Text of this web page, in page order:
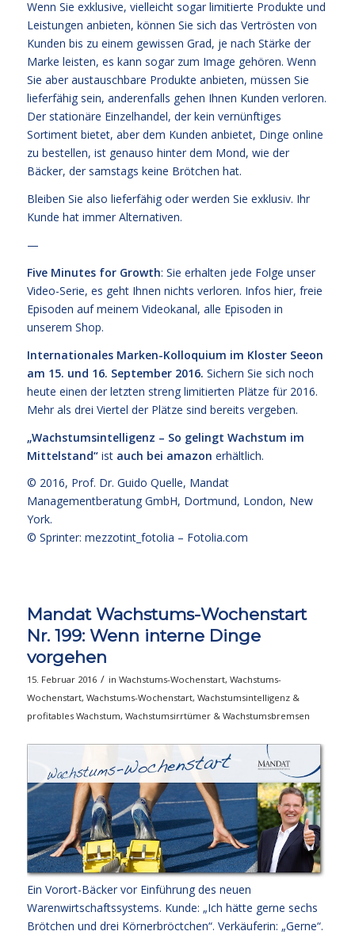
Wenn Sie exklusive, vielleicht sogar limitierte Produkte und
Leistungen anbieten, können Sie sich das Vertrösten von
Kunden bis zu einem gewissen Grad, je nach Stärke der
Marke leisten, es kann sogar zum Image gehören. Wenn
Sie aber austauschbare Produkte anbieten, müssen Sie
lieferfähig sein, anderenfalls gehen Ihnen Kunden verloren.
Der stationäre Einzelhandel, der kein vernünftiges
Sortiment bietet, aber dem Kunden anbietet, Dinge online
zu bestellen, ist genauso hinter dem Mond, wie der
Bäcker, der samstags keine Brötchen hat.
Bleiben Sie also lieferfähig oder werden Sie exklusiv. Ihr
Kunde hat immer Alternativen.
—
Five Minutes for Growth: Sie erhalten jede Folge unser
Video-Serie, es geht Ihnen nichts verloren. Infos hier, freie
Episoden auf meinem Videokanal, alle Episoden in
unserem Shop.
Internationales Marken-Kolloquium im Kloster Seeon
am 15. und 16. September 2016. Sichern Sie sich noch
heute einen der letzten streng limitierten Plätze für 2016.
Mehr als drei Viertel der Plätze sind bereits vergeben.
„Wachstumsintelligenz – So gelingt Wachstum im
Mittelstand“ist auch bei amazon erhältlich.
© 2016, Prof. Dr. Guido Quelle, Mandat
Managementberatung GmbH, Dortmund, London, New
York.
© Sprinter: mezzotint_fotolia – Fotolia.com
Mandat Wachstums-Wochenstart
Nr. 199: Wenn interne Dinge
vorgehen
15. Februar 2016 / in Wachstums-Wochenstart, Wachstums-
Wochenstart, Wachstums-Wochenstart, Wachstumsintelligenz &
profitables Wachstum, Wachstumsirrtümer & Wachstumsbremsen
Ein Vorort-Bäcker vor Einführung des neuen
Warenwirtschaftssystems. Kunde: „Ich hätte gerne sechs
Brötchen und drei Körnerbröctchen“. Verkäuferin: „Gerne“.